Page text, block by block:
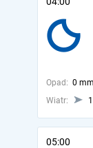
Opad: 0 mm
Wiatr:
05:00